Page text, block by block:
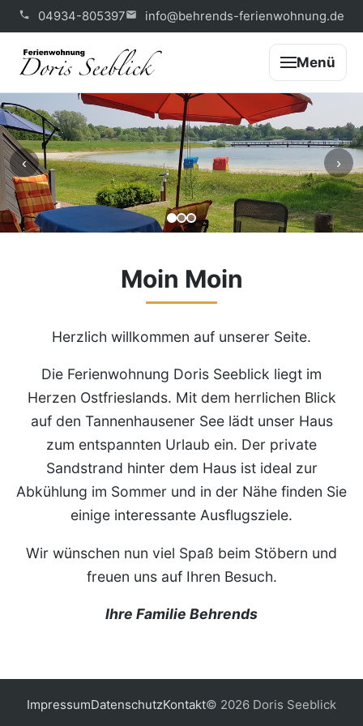
04934-805397 info@behrends-ferienwohnung.de
Menü
‹ ›
Moin Moin
Herzlich willkommen auf unserer Seite.
Die Ferienwohnung Doris Seeblick liegt im
Herzen Ostfrieslands. Mit dem herrlichen Blick
auf den Tannenhausener See lädt unser Haus
zum entspannten Urlaub ein. Der private
Sandstrand hinter dem Haus ist ideal zur
Abkühlung im Sommer und in der Nähe finden Sie
einige interessante Ausflugsziele.
Wir wünschen nun viel Spaß beim Stöbern und
freuen uns auf Ihren Besuch.
Ihre Familie Behrends
ImpressumDatenschutzKontakt© 2026 Doris Seeblick